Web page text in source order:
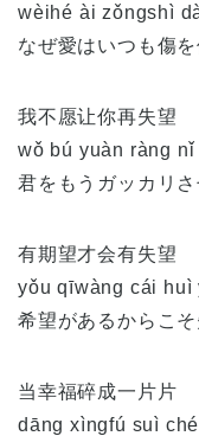
wèihé ài zǒngshì
なぜ愛はいつも傷を
我不愿让你再失望
wǒ bú yuàn ràng
君をもうガッカリ
有期望才会有失望
yǒu qīwàng cái huì
希望があるからこ
当幸福碎成一片片
dāng xìngfú suì